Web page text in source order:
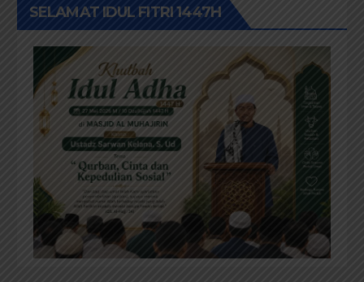
SELAMAT IDUL FITRI 1447H